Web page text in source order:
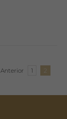
Anterior 1 2